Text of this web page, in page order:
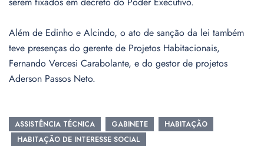
Além de Edinho e Alcindo, o ato de sanção da lei também
teve presenças do gerente de Projetos Habitacionais,
Fernando Vercesi Carabolante, e do gestor de projetos
Aderson Passos Neto.
ASSISTÊNCIA TÉCNICA GABINETE
HABITAÇÃO
HABITAÇÃO DE INTERESSE SOCIAL